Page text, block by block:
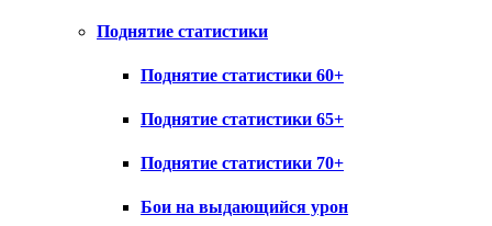
Поднятие статистики
Поднятие статистики 60+
Поднятие статистики 65+
Поднятие статистики 70+
Бои на выдающийся урон